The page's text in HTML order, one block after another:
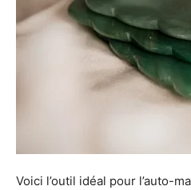
Voici l’outil idéal pour l’auto-